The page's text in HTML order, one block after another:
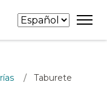
/
Taburete